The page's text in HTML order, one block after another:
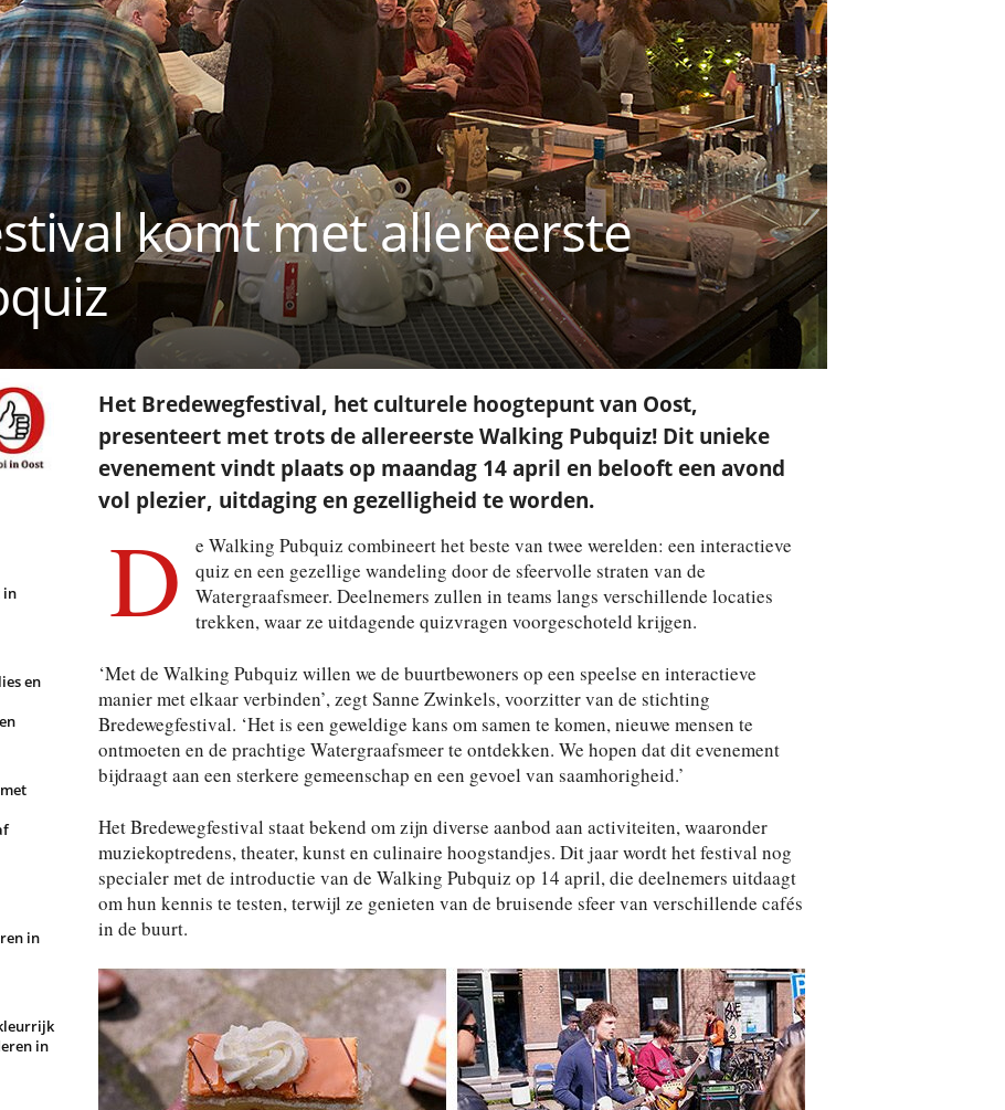
komt met allereerste
Het Bredewegfestival, het culturele hoogtepunt van Oost,
presenteert met trots de allereerste Walking Pubquiz! Dit unieke
evenement vindt plaats op maandag 14 april en belooft een avond
vol plezier, uitdaging en gezelligheid te worden.
D
e Walking Pubquiz combineert het beste van twee werelden: een interactieve
quiz en een gezellige wandeling door de sfeervolle straten van de
Watergraafsmeer. Deelnemers zullen in teams langs verschillende locaties
trekken, waar ze uitdagende quizvragen voorgeschoteld krijgen.
‘Met de Walking Pubquiz willen we de buurtbewoners op een speelse en interactieve
manier met elkaar verbinden’, zegt Sanne Zwinkels, voorzitter van de stichting
Bredewegfestival. ‘Het is een geweldige kans om samen te komen, nieuwe mensen te
ontmoeten en de prachtige Watergraafsmeer te ontdekken. We hopen dat dit evenement
bijdraagt aan een sterkere gemeenschap en een gevoel van saamhorigheid.’
Het Bredewegfestival staat bekend om zijn diverse aanbod aan activiteiten, waaronder
muziekoptredens, theater, kunst en culinaire hoogstandjes. Dit jaar wordt het festival nog
specialer met de introductie van de Walking Pubquiz op 14 april, die deelnemers uitdaagt
om hun kennis te testen, terwijl ze genieten van de bruisende sfeer van verschillende cafés
in de buurt.
in
en
in
in